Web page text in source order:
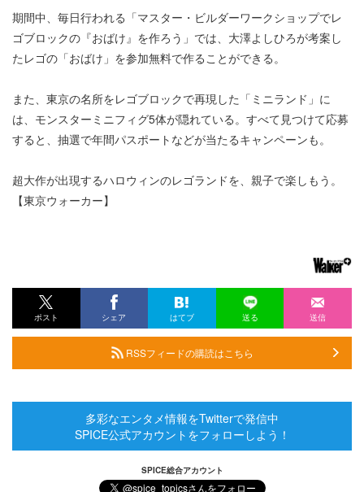
期間中、毎日行われる「マスター・ビルダーワークショップでレ
ゴブロックの『おばけ』を作ろう」では、大澤よしひろが考案し
たレゴの「おばけ」を参加無料で作ることができる。
また、東京の名所をレゴブロックで再現した「ミニランド」に
は、モンスターミニフィグ5体が隠れている。すべて見つけて応募
すると、抽選で年間パスポートなどが当たるキャンペーンも。
超大作が出現するハロウィンのレゴランドを、親子で楽しもう。
【東京ウォーカー】
ポスト シェア はてブ 送る 送信
RSSフィードの購読はこちら
多彩なエンタメ情報をTwitterで発信中
SPICE公式アカウントをフォローしよう！
SPICE総合アカウント